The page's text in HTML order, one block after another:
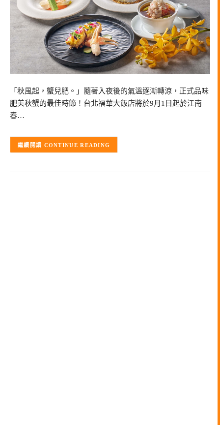
「秋風起，蟹兒肥。」隨著入夜後的氣溫逐漸轉涼，正式品味
肥美秋蟹的最佳時節！台北福華大飯店將於9月1日起於江南
春…
CONTINUE READING